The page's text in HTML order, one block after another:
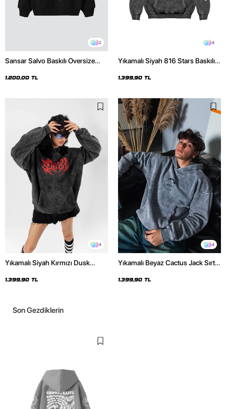
2
Sansar Salvo Baskılı Oversize
1.200,00 TL
4
Yıkamalı Siyah 816 Stars Baskılı
1.399,90 TL
4
Yıkamalı Siyah Kırmızı Dusk
1.399,90 TL
4
Yıkamalı Beyaz Cactus Jack Sırt
1.399,90 TL
Son Gezdiklerin